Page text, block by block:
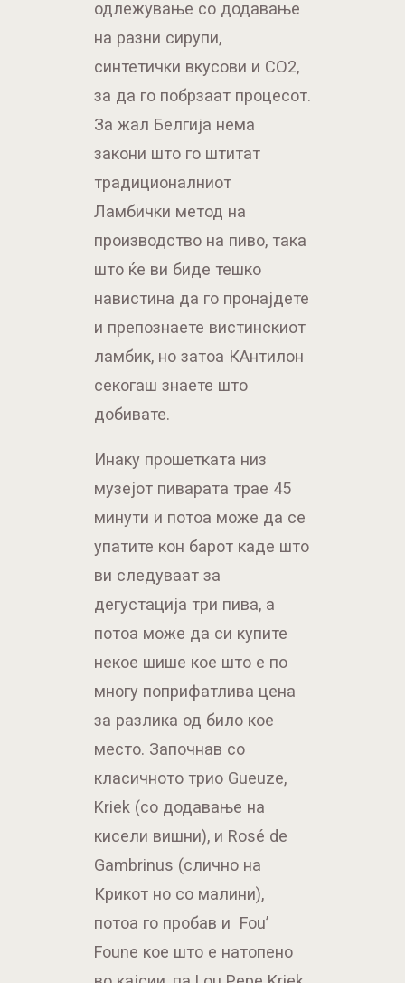
одлежување со додавање
на разни сирупи,
синтетички вкусови и CO2,
за да го побрзаат процесот.
За жал Белгија нема
закони што го штитат
традиционалниот
Ламбички метод на
производство на пиво, така
што ќе ви биде тешко
навистина да го пронајдете
и препознаете вистинскиот
ламбик, но затоа КАнтилон
секогаш знаете што
добивате.
Инаку прошетката низ
музејот пиварата трае 45
минути и потоа може да се
упатите кон барот каде што
ви следуваат за
дегустација три пива, а
потоа може да си купите
некое шише кое што е по
многу поприфатлива цена
за разлика од било кое
место. Започнав со
класичното трио Gueuze,
Kriek (со додавање на
кисели вишни), и Rosé de
Gambrinus (слично на
Крикот но со малини),
потоа го пробав и Fou’
Foune кое што е натопено